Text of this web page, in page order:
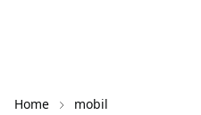
Home mobil